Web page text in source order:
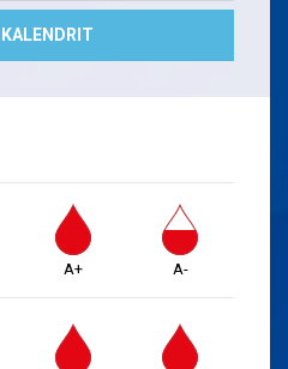
A+ A-